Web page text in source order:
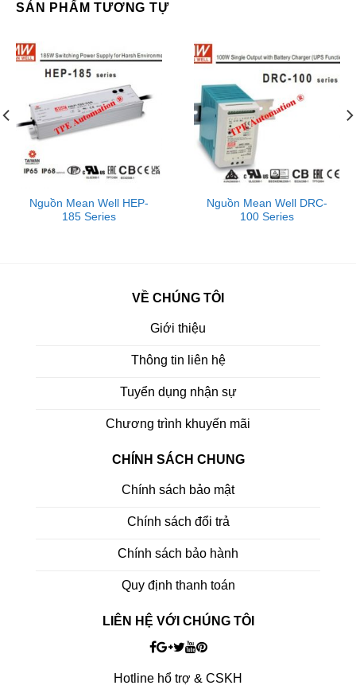
SẢN PHẨM TƯƠNG TỰ
Nguồn Mean Well HEP-
185 Series
Nguồn Mean Well DRC-
100 Series
VỀ CHÚNG TÔI
Giới thiệu
Thông tin liên hệ
Tuyển dụng nhận sự
Chương trình khuyến mãi
CHÍNH SÁCH CHUNG
Chính sách bảo mật
Chính sách đổi trả
Chính sách bảo hành
Quy định thanh toán
LIÊN HỆ VỚI CHÚNG TÔI
Hotline hổ trợ & CSKH